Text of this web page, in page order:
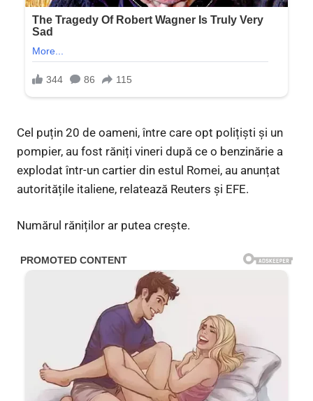
Cel puțin 20 de oameni, între care opt polițiști și un
pompier, au fost răniți vineri după ce o benzinărie a
explodat într-un cartier din estul Romei, au anunțat
autoritățile italiene, relatează Reuters și EFE.
Numărul răniților ar putea crește.